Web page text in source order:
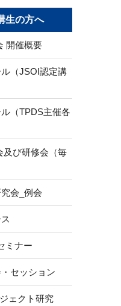
生の方へ
開催概要
（JSOI認定講
（TPDS主催各
及び研修会（毎
会_例会
ミナー
セッション
ェクト研究